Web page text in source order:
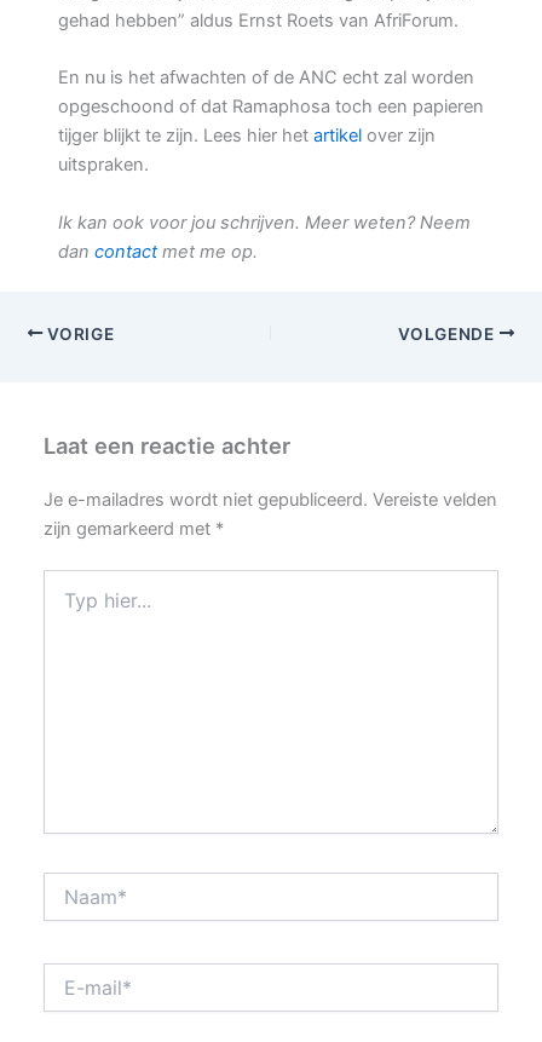
gehad hebben” aldus Ernst Roets van AfriForum.
En nu is het afwachten of de ANC echt zal worden
opgeschoond of dat Ramaphosa toch een papieren
tijger blijkt te zijn. Lees hier het artikel over zijn
uitspraken.
Ik kan ook voor jou schrijven. Meer weten? Neem
dan contactmet me op.
VORIGE VOLGENDE
Laat een reactie achter
Je e-mailadres wordt niet gepubliceerd. Vereiste velden
zijn gemarkeerd met *
hier...
mail*